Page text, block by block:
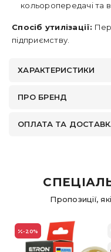
кольоропередачі та
Спосіб утилізації:
підприємству.
ХАРАКТЕРИСТИКИ
ПРО БРЕНД
ОПЛАТА ТА
Пропозиції,
-20%